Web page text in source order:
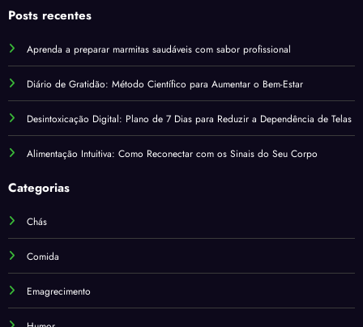
Posts recentes
Aprenda a preparar marmitas saudáveis com sabor profissional
Diário de Gratidão: Método Científico para Aumentar o Bem-Estar
Desintoxicação Digital: Plano de 7 Dias para Reduzir a Dependência de Telas
Alimentação Intuitiva: Como Reconectar com os Sinais do Seu Corpo
Categorias
Chás
Comida
Emagrecimento